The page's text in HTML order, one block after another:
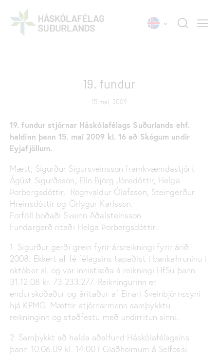
19. fundur
15 maí, 2009
19. fundur stjórnar Háskólafélags Suðurlands ehf.
haldinn þann 15. maí 2009 kl. 16 að Skógum undir
Eyjafjöllum.
Mætt; Sigurður Sigursveinsson framkvæmdastjóri,
Ágúst Sigurðsson, Elín Björg Jónsdóttir, Helga
Þorbergsdóttir, Rögnvaldur Ólafsson, Steingerður
Hreinsdóttir og Örlygur Karlsson.
Forföll boðaði Sveinn Aðalsteinsson
Fundargerð ritaði Helga Þorbergsdóttir.
1. Sigurður gerði grein fyrir ársreikningi fyrir árið
2008. Ekkert af fé félagsins tapaðist í bankahruninu í
október sl. og var innistæða á reikningi HfSu þann
31.12.08 kr. 73.233.277. Reikningurinn er
endurskoðaður og áritaður af Einari Sveinbjörnssyni
hjá KPMG. Mættir stjórnarmenn samþykktu
reikninginn og staðfestu með undirritun sinni.
2. Samþykkt að halda aðalfund Háskólafélagsins
þann 10.06.09 kl. 14:00 í Glaðheimum á Selfossi.